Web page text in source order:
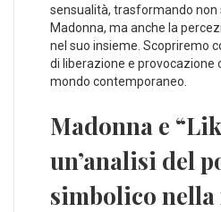
‍sensualità, trasformando non
Madonna, ma anche la
nel suo insieme. Scopriremo
di liberazione e provocazione
mondo contemporaneo.
Madonna e
un’analisi del
simbolico⁢ nella